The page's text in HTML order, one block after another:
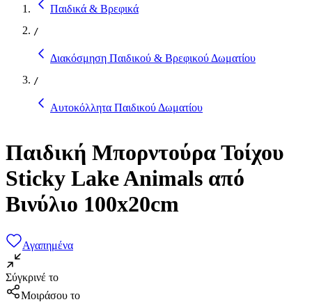
Παιδικά & Βρεφικά
/
Διακόσμηση Παιδικού & Βρεφικού Δωματίου
/
Αυτοκόλλητα Παιδικού Δωματίου
Παιδική Μπορντούρα Τοίχου
Sticky Lake Animals από
Βινύλιο 100x20cm
Αγαπημένα
Σύγκρινέ το
Μοιράσου το